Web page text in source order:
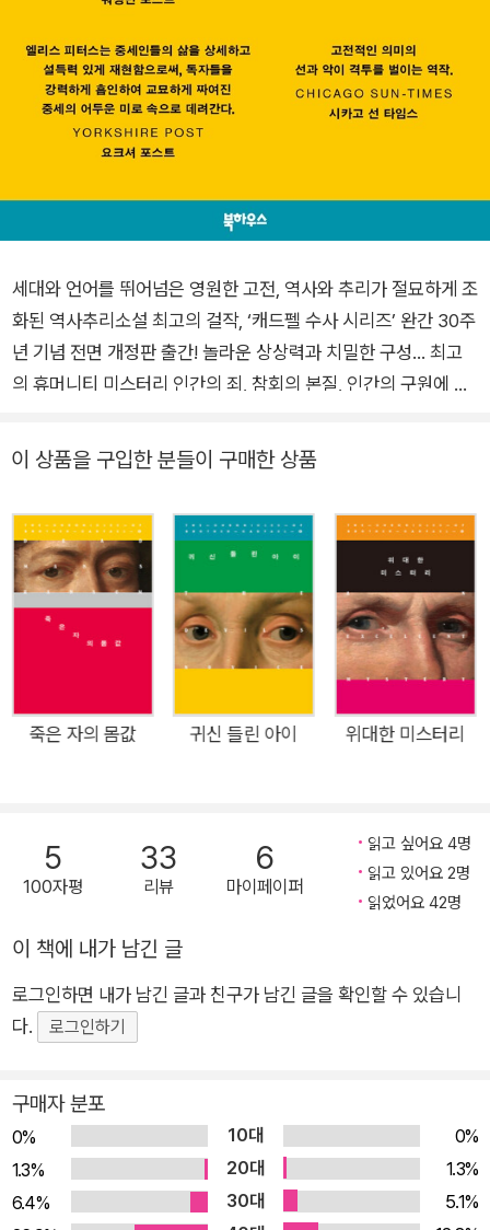
세대와 언어를 뛰어넘은 영원한 고전, 역사와 추리가 절묘하게 조
화된 역사추리소설 최고의 걸작, ‘캐드펠 수사 시리즈’ 완간 30주
년 기념 전면 개정판 출간! 놀라운 상상력과 치밀한 구성… 최고
의 휴머니티 미스터리 인간의 죄, 참회의 본질, 인간의 구원에 대
넘어, 인간의 죄책감과 그 속죄에 대한 복잡한 심리를 드러낸다.
보여준다. 1141년, 성 위니프리드 유골을 슈루즈베리의 수도원으
로 옮긴 지 4년, 유골 이장을 기념하는 축제에 참여하기 위해 순
례자들이 수도원에 모여든다. 캐드펠 수사는 이 순례자들 중 누군
가가 큰 비밀을 숨기고 있다는 것을 알게 되는데……. 성 위니프리
드의 성스러운 기적들과 더불어 정체를 알 수 없는 이상한 일들이
연달아 일어나고, 시간이 지날수록 순례자들에 대한 캐드펠의 의
(The Chronicles of Brother Cadfael)’는 놀라운 상상력과 치
주년 기념 전면 개정판! 역사와 미스터리, 인간적 고뇌가 어우러
진 역사추리소설 중세의 어둠 속 인간의 심연을 다루는 지적인 미
기에 대해 말할 때 한없이 행복하다.” _정세랑(소설가) 역사와 미
스터리, 인간적 고뇌가 어우러진 역사추리소설의 고전, 캐드펠 수
사 시리즈가 원작 완간 30년을 기념해 전면 개정된 한국어판으
로 독자들을 만난다. 엘리스 피터스(Ellis Peters)의 ‘캐드펠 수사
잉글랜드를 배경으로 펼쳐지는 역사추리소설로, 슈루즈베리 수
도원의 캐드펠 수사가 세상과 인간에 대한 깊은 이해와 통찰을 바
탕으로 살인 사건을 하나씩 풀어나가는 추리소설 시리즈이다. 12
세기 중세로 시간 여행을 하는 듯 생생한 몰입감을 경험하게 해주
이 상품을 구입한 분들이 구매한 상품
죽은 자의 몸값 귀신 들린 아이 위대한 미스터리
5
100자평
33
리뷰
6
마이페이퍼
읽고 싶어요 4명
읽고 있어요 2명
읽었어요 42명
이 책에 내가 남긴 글
로그인하면 내가 남긴 글과 친구가 남긴 글을 확인할 수 있습니
다.
로그인하기
구매자 분포
0% 10대
0%
1.3%
20대
1.3%
6.4%
30대
5.1%